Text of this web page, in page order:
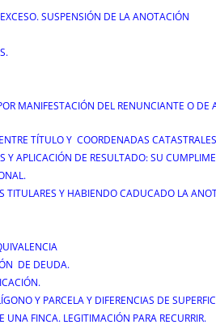
SUSPENSIÓN DE LA ANOTACIÓN
MANIFESTACIÓN DEL RENUNCIANTE O DE
TÍTULO Y COORDENADAS CATASTRALES
APLICACIÓN DE RESULTADO: SU
TITULARES Y HABIENDO CADUCADO LA
DE DEUDA.
Y PARCELA Y DIFERENCIAS DE
FINCA. LEGITIMACIÓN PARA RECURRIR.